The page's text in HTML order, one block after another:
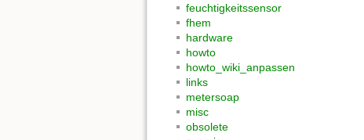
feuchtigkeitssensor
fhem
hardware
howto
howto_wiki_anpassen
links
metersoap
misc
obsolete